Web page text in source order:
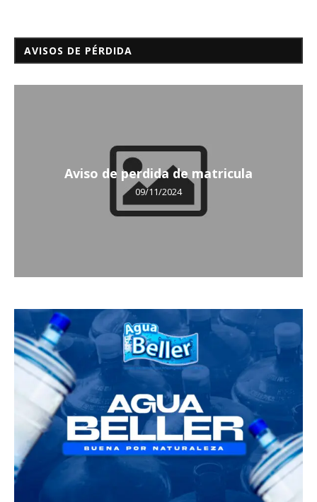
AVISOS DE PÉRDIDA
Aviso de perdida de matricula
09/11/2024